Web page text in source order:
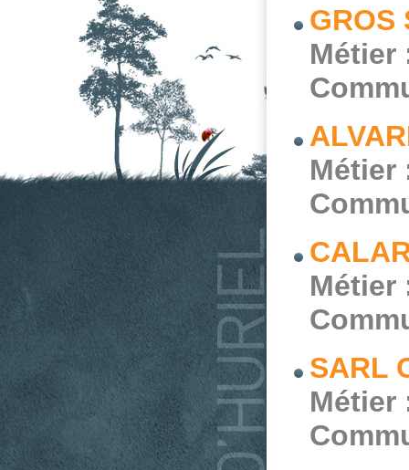
GROS
Métier
Métier
Métier
SARL
Métier